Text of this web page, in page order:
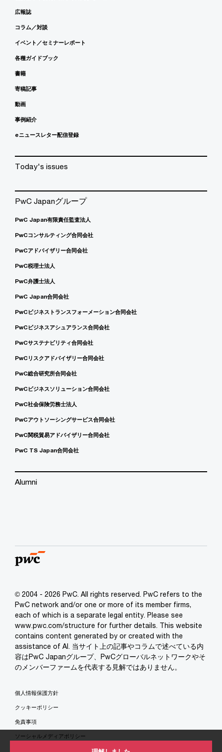
広報誌
コラム／対談
イベント／セミナーレポート
各種ガイドブック
書籍
寄稿記事
動画
事例紹介
eニュースレター配信登録
Today's issues
PwC Japanグループ
PwC Japan有限責任監査法人
PwCコンサルティング合同会社
PwCアドバイザリー合同会社
PwC税理士法人
PwC弁護士法人
PwC Japan合同会社
PwCビジネストランスフォーメーション合同会社
PwCビジネスアシュアランス合同会社
PwCサステナビリティ合同会社
PwCリスクアドバイザリー合同会社
PwC総合研究所合同会社
PwCビジネスソリューション合同会社
PwC社会保険労務士法人
PwCアウトソーシングサービス合同会社
PwC関税貿易アドバイザリー合同会社
PwC TS Japan合同会社
Alumni
© 2004 - 2026 PwC. All rights reserved. PwC refers to the
PwC network and/or one or more of its member firms,
each of which is a separate legal entity. Please see
www.pwc.com/structure for further details. This website
contains content generated by or created with the
assistance of AI. 当サイト上の記事やコラムで述べている内
容はPwC Japanグループ、PwCグローバルネットワークやそ
のメンバーファームを代表する見解ではありません。
個人情報保護方針
クッキーポリシー
免責事項
ソーシャルメディアポリシー